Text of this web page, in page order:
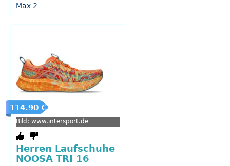
Max 2
114.90 €
Bild: www.intersport.de
Herren Laufschuhe
NOOSA TRI 16